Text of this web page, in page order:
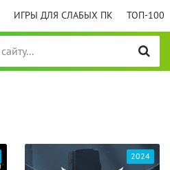
ИГРЫ ДЛЯ СЛАБЫХ ПК ТОП-100
2024